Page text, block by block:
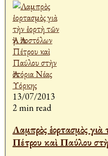
13/07/2013
2 min read
Λαμπρὸς ἑορτασμὸς
Πέτρου καὶ Παύλου